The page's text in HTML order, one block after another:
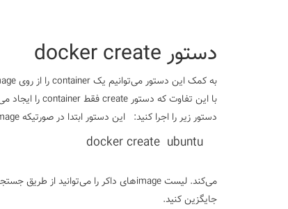
دستور docker create
با این تفاوت که دستور create فقط container را ایجاد می‌کند و دستور run آن را ایجاد و اجرا می‌کند.
دستور زیر را اجرا کنید:
docker create ubuntu
جایگزین کنید.